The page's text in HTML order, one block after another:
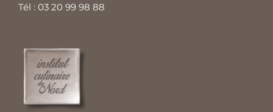
Tél : 03 20 99 98 88